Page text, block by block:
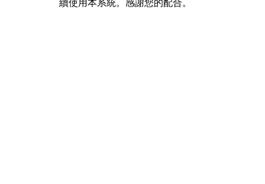
續使用本系統。感謝您的配合。